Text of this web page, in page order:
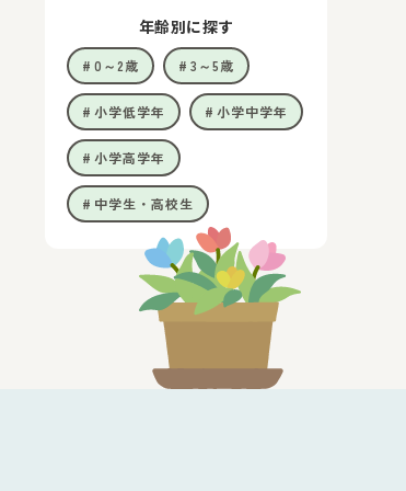
年齢別に探す
0～2歳 3～5歳
小学低学年 小学中学年
小学高学年
中学生・高校生